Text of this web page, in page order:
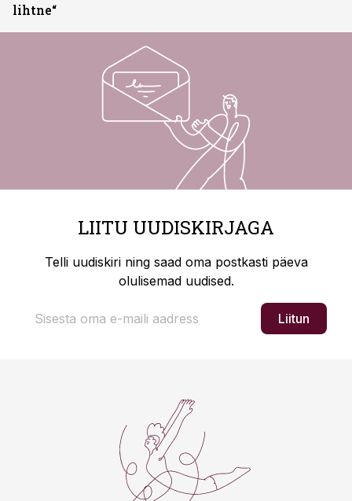
lihtne“
LIITU UUDISKIRJAGA
Telli uudiskiri ning saad oma postkasti päeva
olulisemad uudised.
Liitun